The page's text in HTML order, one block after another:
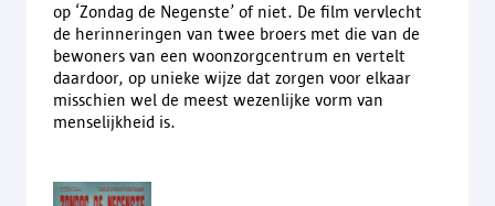
op ‘Zondag de Negenste’ of niet. De film vervlecht
de herinneringen van twee broers met die van de
bewoners van een woonzorgcentrum en vertelt
daardoor, op unieke wijze dat zorgen voor elkaar
misschien wel de meest wezenlijke vorm van
menselijkheid is.